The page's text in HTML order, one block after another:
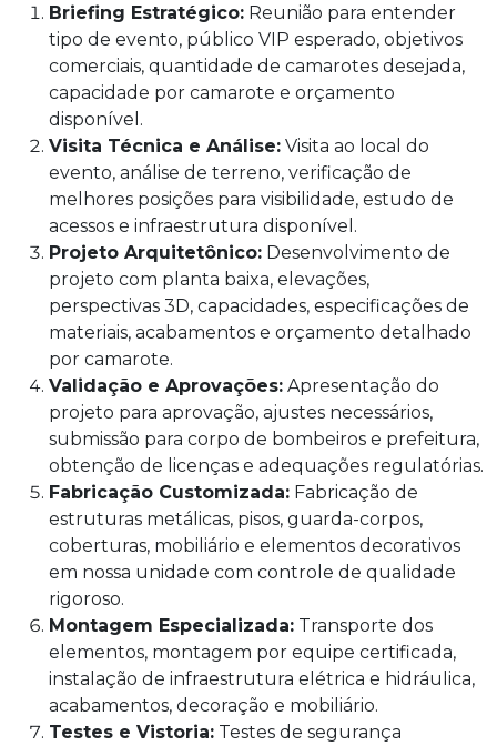
Briefing Estratégico: Reunião para entender
tipo de evento, público VIP esperado, objetivos
comerciais, quantidade de camarotes desejada,
capacidade por camarote e orçamento
disponível.
Visita Técnica e Análise: Visita ao local do
evento, análise de terreno, verificação de
melhores posições para visibilidade, estudo de
acessos e infraestrutura disponível.
Projeto Arquitetônico: Desenvolvimento de
projeto com planta baixa, elevações,
perspectivas 3D, capacidades, especificações de
materiais, acabamentos e orçamento detalhado
por camarote.
Validação e Aprovações: Apresentação do
projeto para aprovação, ajustes necessários,
submissão para corpo de bombeiros e prefeitura,
obtenção de licenças e adequações regulatórias.
Fabricação Customizada: Fabricação de
estruturas metálicas, pisos, guarda-corpos,
coberturas, mobiliário e elementos decorativos
em nossa unidade com controle de qualidade
rigoroso.
Montagem Especializada: Transporte dos
elementos, montagem por equipe certificada,
instalação de infraestrutura elétrica e hidráulica,
acabamentos, decoração e mobiliário.
Testes e Vistoria: Testes de segurança